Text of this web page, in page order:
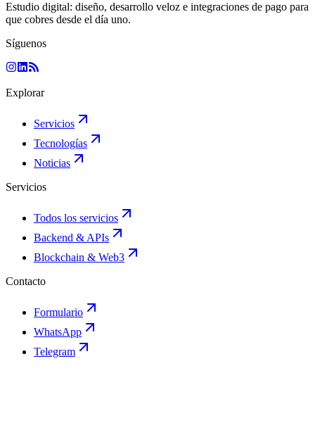
Estudio digital: diseño, desarrollo veloz e integraciones de pago para
que cobres desde el día uno.
Síguenos
Explorar
Servicios
Tecnologías
Noticias
Servicios
Todos los servicios
Backend & APIs
Blockchain & Web3
Contacto
Formulario
WhatsApp
Telegram